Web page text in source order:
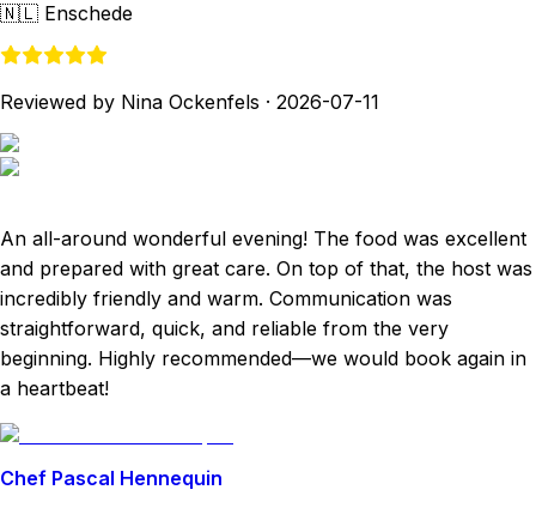
🇳🇱 Enschede
Reviewed by Nina Ockenfels · 2026-07-11
An all-around wonderful evening! The food was excellent
and prepared with great care. On top of that, the host was
incredibly friendly and warm. Communication was
straightforward, quick, and reliable from the very
beginning. Highly recommended—we would book again in
a heartbeat!
Chef Pascal Hennequin